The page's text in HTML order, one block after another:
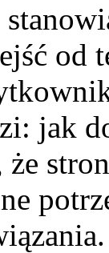
od
jak
że